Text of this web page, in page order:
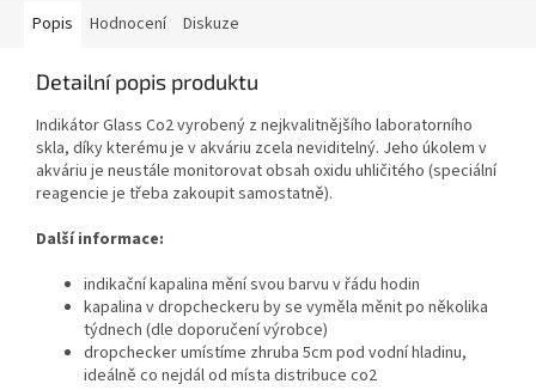
Popis Hodnocení Diskuze
Detailní popis produktu
Indikátor Glass Co2 vyrobený z nejkvalitnějšího laboratorního
skla, díky kterému je v akváriu zcela neviditelný. Jeho úkolem v
akváriu je neustále monitorovat obsah oxidu uhličitého (speciální
reagencie je třeba zakoupit samostatně).
Další informace:
indikační kapalina mění svou barvu v řádu hodin
kapalina v dropcheckeru by se vyměla měnit po několika
týdnech (dle doporučení výrobce)
dropchecker umístíme zhruba 5cm pod vodní hladinu,
ideálně co nejdál od místa distribuce co2